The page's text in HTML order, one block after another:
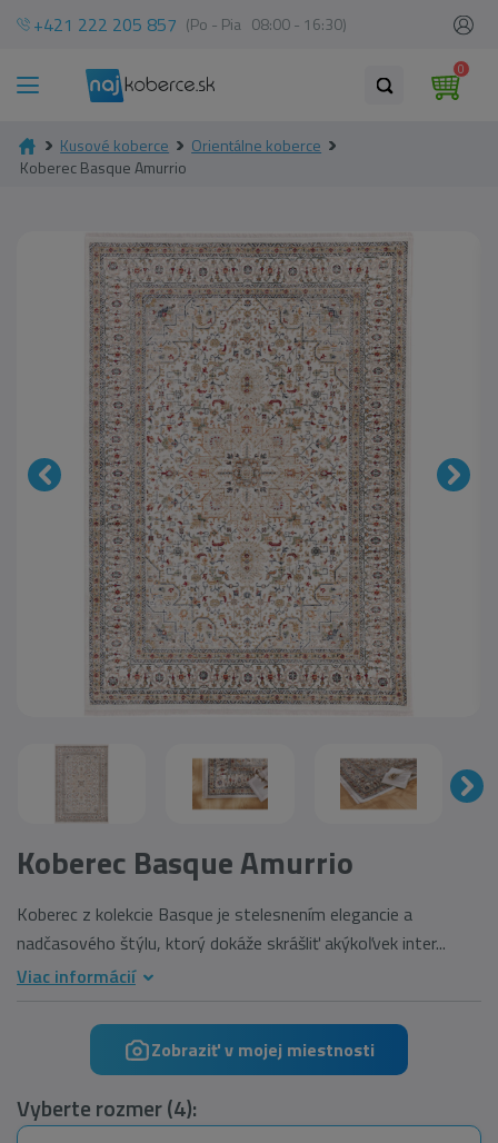
+421 222 205 857 (Po - Pia 08:00 - 16:30)
0
Kusové koberce
Orientálne koberce
Koberec Basque Amurrio
Koberec Basque Amurrio
Koberec z kolekcie Basque je stelesnením elegancie a
nadčasového štýlu, ktorý dokáže skrášliť akýkoľvek inter...
Viac informácií
Zobraziť v mojej miestnosti
Vyberte rozmer (4):